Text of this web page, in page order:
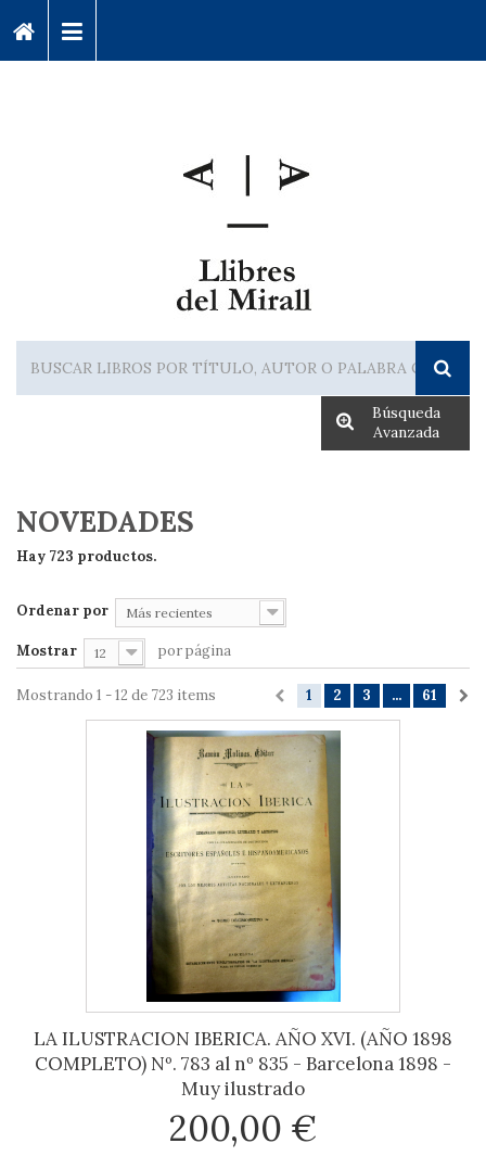
Búsqueda
Avanzada
NOVEDADES
Hay 723 productos.
Ordenar por Más recientes
Mostrar 12 por página
1 2 3 ... 61
Mostrando 1 - 12 de 723 items
LA ILUSTRACION IBERICA. AÑO XVI. (AÑO 1898
COMPLETO) Nº. 783 al nº 835 - Barcelona 1898 -
Muy ilustrado
200,00 €